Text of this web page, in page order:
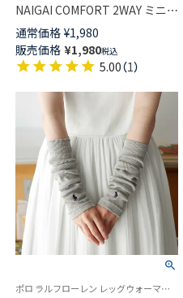
NAIGAI COMFORT 2WAY ミニレ
ッグ&アームウォーマー 毛混 ふ
んわりあたたか肌側シルク混 グ
ラデーション 二重編み レディ
ース 03022855
通常価格 ¥1,980
販売価格 ¥1,980税込
5.00（1）
ポロ ラルフローレン レッグウォーマー アームウォーマー 婦人